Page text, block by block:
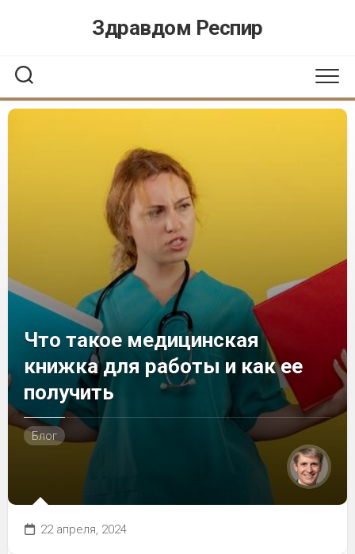
Здравдом Респир
Что такое медицинская
книжка для работы и как ее
получить
Блог
22 апреля, 2024